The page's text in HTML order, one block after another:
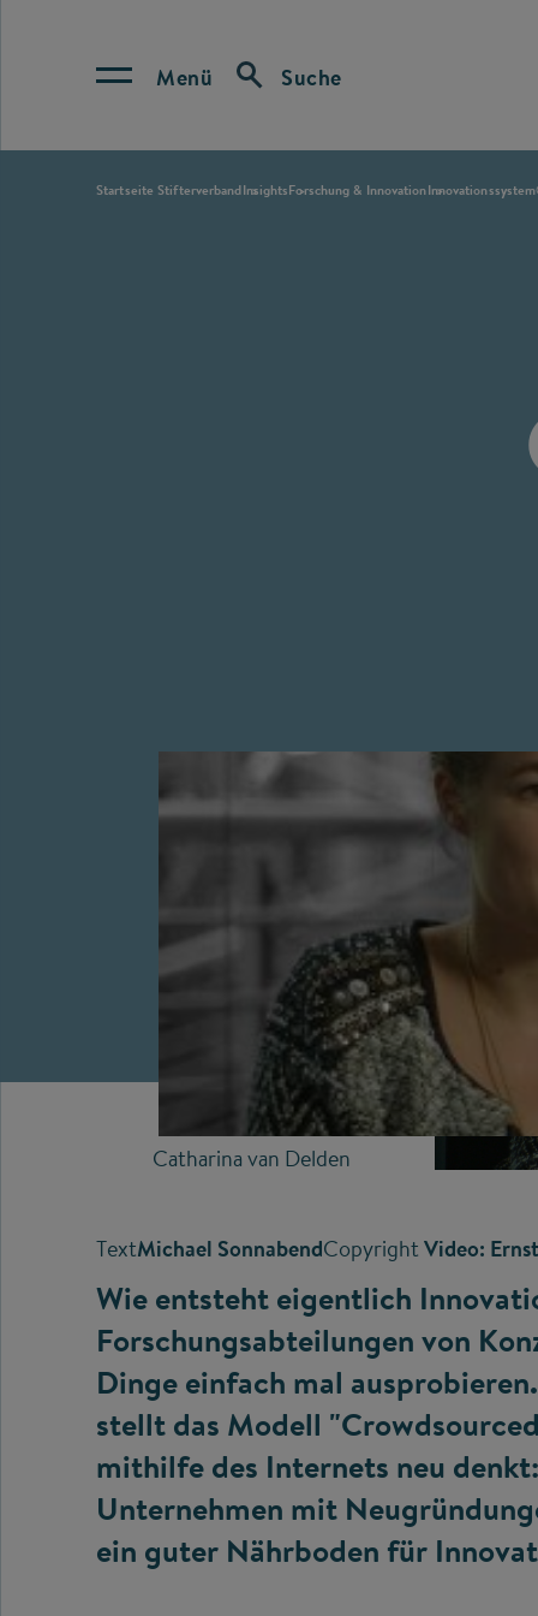
Menü Suche
Startseite StifterverbandInsightsForschung & InnovationInnovationssystem
Catharina van Delden
TextMichael SonnabendCopyright Video:
Wie entsteht eigentlich
Forschungsabteilungen von
Dinge einfach mal
stellt das Modell
mithilfe des Internets neu
Unternehmen mit
ein guter Nährboden für